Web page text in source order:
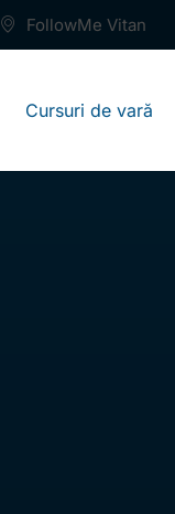
FollowMe Vitan
Cursuri de vară